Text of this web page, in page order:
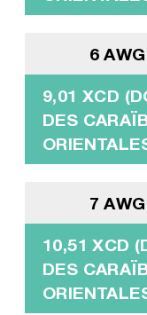
6
9,01 XCD
DES
7
10,51 XCD
DES